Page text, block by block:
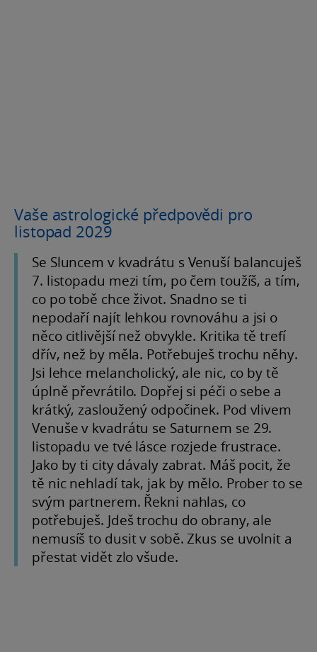
Vaše astrologické předpovědi pro
listopad 2029
Se Sluncem v kvadrátu s Venuší balancuješ
7. listopadu mezi tím, po čem toužíš, a tím,
co po tobě chce život. Snadno se ti
nepodaří najít lehkou rovnováhu a jsi o
něco citlivější než obvykle. Kritika tě trefí
dřív, než by měla. Potřebuješ trochu něhy.
Jsi lehce melancholický, ale nic, co by tě
úplně převrátilo. Dopřej si péči o sebe a
krátký, zasloužený odpočinek. Pod vlivem
Venuše v kvadrátu se Saturnem se 29.
listopadu ve tvé lásce rozjede frustrace.
Jako by ti city dávaly zabrat. Máš pocit, že
tě nic nehladí tak, jak by mělo. Prober to se
svým partnerem. Řekni nahlas, co
potřebuješ. Jdeš trochu do obrany, ale
nemusíš to dusit v sobě. Zkus se uvolnit a
přestat vidět zlo všude.